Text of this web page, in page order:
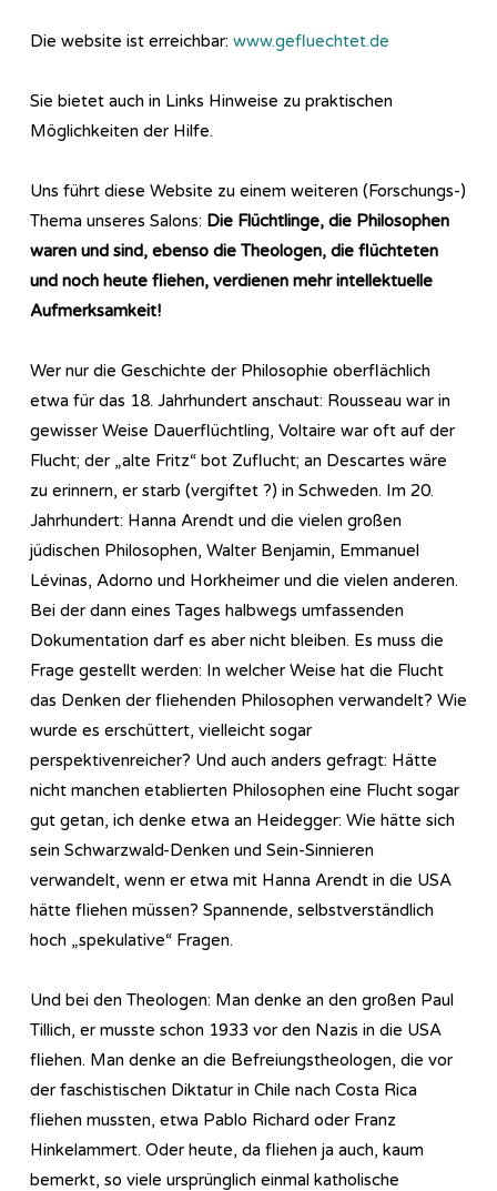
Die website ist erreichbar: www.gefluechtet.de
Sie bietet auch in Links Hinweise zu praktischen
Möglichkeiten der Hilfe.
Uns führt diese Website zu einem weiteren (Forschungs-)
Thema unseres Salons: Die Flüchtlinge, die Philosophen
waren und sind, ebenso die Theologen, die flüchteten
und noch heute fliehen, verdienen mehr intellektuelle
Aufmerksamkeit!
Wer nur die Geschichte der Philosophie oberflächlich
etwa für das 18. Jahrhundert anschaut: Rousseau war in
gewisser Weise Dauerflüchtling, Voltaire war oft auf der
Flucht; der „alte Fritz“ bot Zuflucht; an Descartes wäre
zu erinnern, er starb (vergiftet ?) in Schweden. Im 20.
Jahrhundert: Hanna Arendt und die vielen großen
jüdischen Philosophen, Walter Benjamin, Emmanuel
Lévinas, Adorno und Horkheimer und die vielen anderen.
Bei der dann eines Tages halbwegs umfassenden
Dokumentation darf es aber nicht bleiben. Es muss die
Frage gestellt werden: In welcher Weise hat die Flucht
das Denken der fliehenden Philosophen verwandelt? Wie
wurde es erschüttert, vielleicht sogar
perspektivenreicher? Und auch anders gefragt: Hätte
nicht manchen etablierten Philosophen eine Flucht sogar
gut getan, ich denke etwa an Heidegger: Wie hätte sich
sein Schwarzwald-Denken und Sein-Sinnieren
verwandelt, wenn er etwa mit Hanna Arendt in die USA
hätte fliehen müssen? Spannende, selbstverständlich
hoch „spekulative“ Fragen.
Und bei den Theologen: Man denke an den großen Paul
Tillich, er musste schon 1933 vor den Nazis in die USA
fliehen. Man denke an die Befreiungstheologen, die vor
der faschistischen Diktatur in Chile nach Costa Rica
fliehen mussten, etwa Pablo Richard oder Franz
Hinkelammert. Oder heute, da fliehen ja auch, kaum
bemerkt, so viele ursprünglich einmal katholische